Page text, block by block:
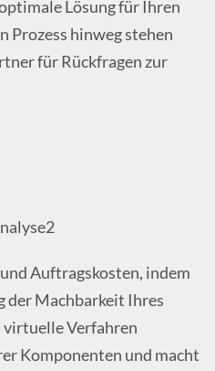
Lösung für Ihren
Prozess hinweg stehen
für Rückfragen zur
Auftragskosten, indem
der Machbarkeit Ihres
virtuelle Verfahren
Komponenten und macht